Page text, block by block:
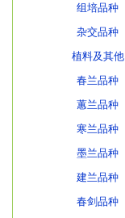
组培品种
杂交品种
植料及其他
春兰品种
蕙兰品种
寒兰品种
墨兰品种
建兰品种
春剑品种